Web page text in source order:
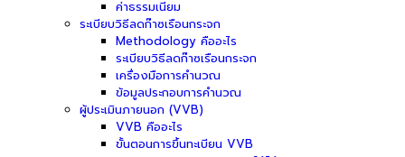
ค่าธรรมเนียม
ระเบียบวิธีลดก๊าซเรือนกระจก
Methodology คืออะไร
ระเบียบวิธีลดก๊าซเรือนกระจก
เครื่องมือการคำนวณ
ข้อมูลประกอบการคำนวณ
ผู้ประเมินภายนอก (VVB)
VVB คืออะไร
ขั้นตอนการขึ้นทะเบียน VVB